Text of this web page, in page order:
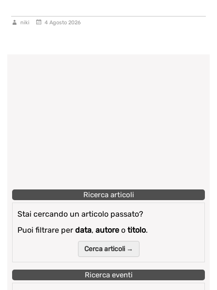
niki 4 Agosto 2026
Ricerca articoli
Stai cercando un articolo passato?
Puoi filtrare per data, autore o titolo.
Cerca articoli →
Ricerca eventi